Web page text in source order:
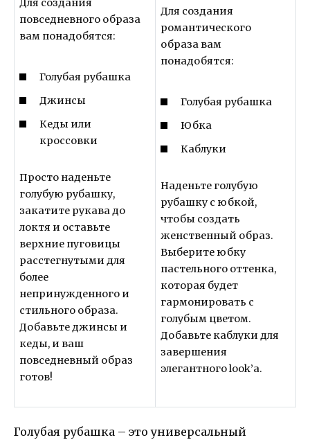
Для создания
повседневного образа
вам понадобятся:
Голубая рубашка
Джинсы
Кеды или
кроссовки
Просто наденьте
голубую рубашку,
закатите рукава до
локтя и оставьте
верхние пуговицы
расстегнутыми для
более
непринужденного и
стильного образа.
Добавьте джинсы и
кеды, и ваш
повседневный образ
готов!
Для создания
романтического
образа вам
понадобятся:
Голубая рубашка
Юбка
Каблуки
Наденьте голубую
рубашку с юбкой,
чтобы создать
женственный образ.
Выберите юбку
пастельного оттенка,
которая будет
гармонировать с
голубым цветом.
Добавьте каблуки для
завершения
элегантного look’а.
Голубая рубашка – это универсальный